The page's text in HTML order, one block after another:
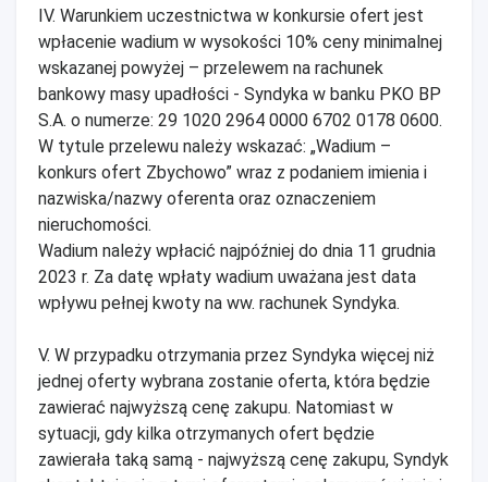
IV. Warunkiem uczestnictwa w konkursie ofert jest
wpłacenie wadium w wysokości 10% ceny minimalnej
wskazanej powyżej – przelewem na rachunek
bankowy masy upadłości - Syndyka w banku PKO BP
S.A. o numerze: 29 1020 2964 0000 6702 0178 0600.
W tytule przelewu należy wskazać: „Wadium –
konkurs ofert Zbychowo” wraz z podaniem imienia i
nazwiska/nazwy oferenta oraz oznaczeniem
nieruchomości.
Wadium należy wpłacić najpóźniej do dnia 11 grudnia
2023 r. Za datę wpłaty wadium uważana jest data
wpływu pełnej kwoty na ww. rachunek Syndyka.
V. W przypadku otrzymania przez Syndyka więcej niż
jednej oferty wybrana zostanie oferta, która będzie
zawierać najwyższą cenę zakupu. Natomiast w
sytuacji, gdy kilka otrzymanych ofert będzie
zawierała taką samą - najwyższą cenę zakupu, Syndyk